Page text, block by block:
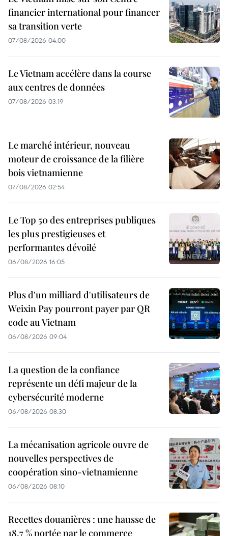
financier international pour financer
sa transition verte
07/08/2026 04:00
Le Vietnam accélère dans la course
aux centres de données
07/08/2026 03:19
Le marché intérieur, nouveau
moteur de croissance de la filière
bois vietnamienne
07/08/2026 02:54
Le Top 50 des entreprises publiques
les plus prestigieuses et
performantes dévoilé
06/08/2026 16:05
Plus d'un milliard d'utilisateurs de
Weixin Pay pourront payer par QR
code au Vietnam
06/08/2026 09:04
La question de la confiance
représente un défi majeur de la
cybersécurité moderne
06/08/2026 08:30
La mécanisation agricole ouvre de
nouvelles perspectives de
coopération sino-vietnamienne
06/08/2026 08:10
Recettes douanières : une hausse de
18,7 % portée par le commerce